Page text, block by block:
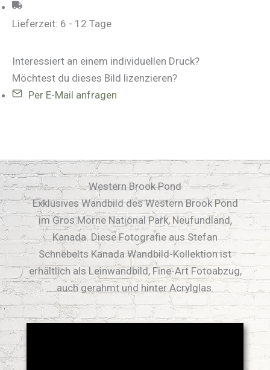
Lieferzeit: 6 - 12 Tage
Interessiert an einem individuellen Druck?
Möchtest du dieses Bild lizenzieren?
Per E-Mail anfragen
Western Brook Pond
Exklusives Wandbild des Western Brook Pond
im Gros Morne National Park, Neufundland,
Kanada. Diese Fotografie aus Stefan
Schnebelts Kanada Wandbild-Kollektion ist
erhältlich als Leinwandbild, Fine-Art Fotoabzug,
auch gerahmt und hinter Acrylglas.